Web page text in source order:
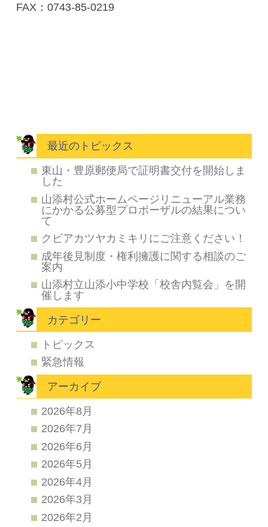
FAX：0743-85-0219
最近のトピックス
東山・豊原郵便局で証明書交付を開始しま
した
山添村公式ホームページリニューアル業務
にかかる公募型プロポーザルの結果につい
て
クビアカツヤカミキリにご注意ください！
成年後見制度・権利擁護に関する相談のご
案内
山添村立山添小中学校「校舎内覧会」を開
催します
カテゴリー
トピックス
緊急情報
アーカイブ
2026年8月
2026年7月
2026年6月
2026年5月
2026年4月
2026年3月
2026年2月